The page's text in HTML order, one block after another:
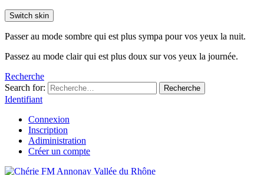
Switch skin
Passer au mode sombre qui est plus sympa pour vos yeux la nuit.
Passez au mode clair qui est plus doux sur vos yeux la journée.
Recherche
Search for:
Recherche
Identifiant
Connexion
Inscription
Adiministration
Créer un compte